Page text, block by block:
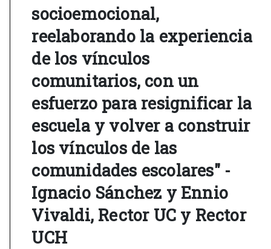
socioemocional,
reelaborando la experiencia
de los vínculos
comunitarios, con un
esfuerzo para resignificar la
escuela y volver a construir
los vínculos de las
comunidades escolares" -
Ignacio Sánchez y Ennio
Vivaldi, Rector UC y Rector
UCH